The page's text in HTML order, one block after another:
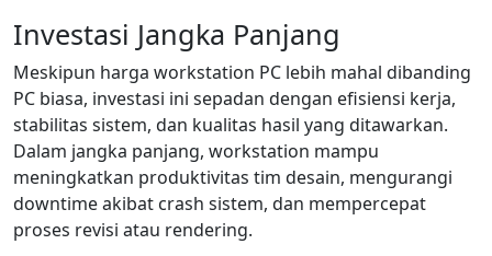
Investasi Jangka Panjang
Meskipun harga workstation PC lebih mahal dibanding
PC biasa, investasi ini sepadan dengan efisiensi kerja,
stabilitas sistem, dan kualitas hasil yang ditawarkan.
Dalam jangka panjang, workstation mampu
meningkatkan produktivitas tim desain, mengurangi
downtime akibat crash sistem, dan mempercepat
proses revisi atau rendering.